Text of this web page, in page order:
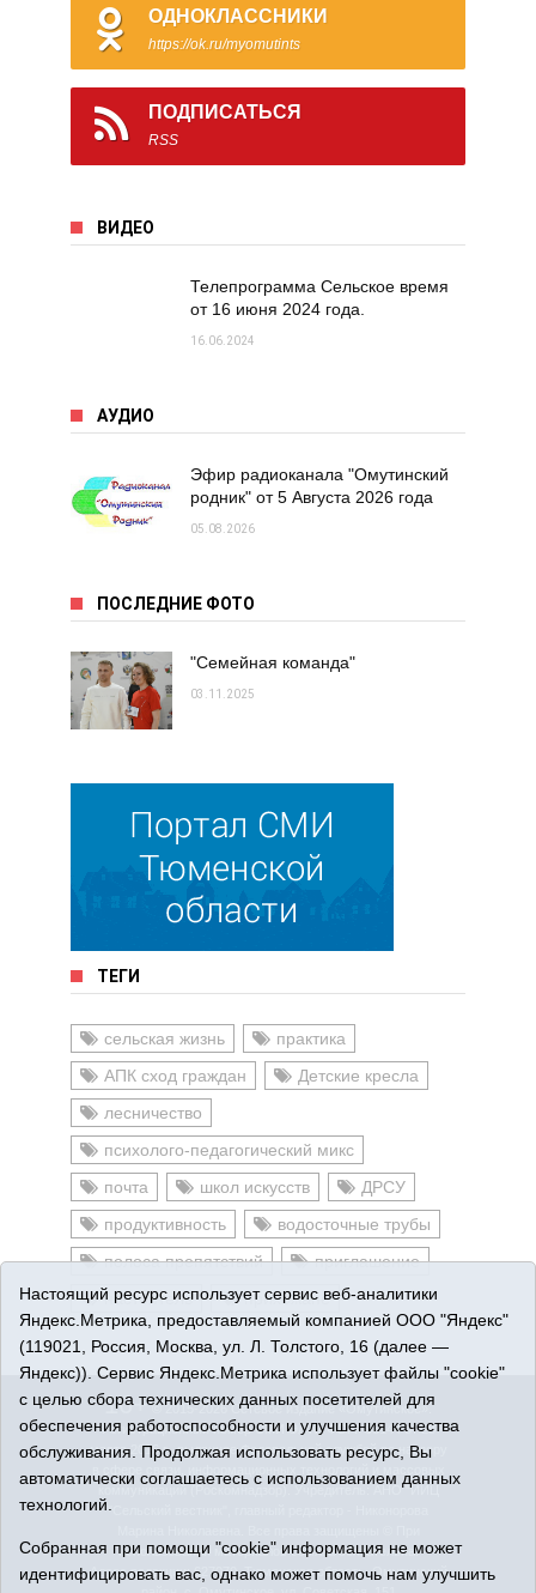
ОДНОКЛАССНИКИ
https://ok.ru/myomutints
ПОДПИСАТЬСЯ
RSS
ВИДЕО
Телепрограмма Сельское время
от 16 июня 2024 года.
16.06.2024
АУДИО
Эфир радиоканала "Омутинский
родник" от 5 Августа 2026 года
05.08.2026
ПОСЛЕДНИЕ ФОТО
"Семейная команда"
03.11.2025
ТЕГИ
сельская жизнь
практика
АПК сход граждан
Детские кресла
лесничество
психолого-педагогический микс
почта
школ искусств
ДРСУ
продуктивность
водосточные трубы
полоса препятствий
приглашение
настоятель
прихожане
16+© 2015-2026 Сетевое издание «Омутинское».
Регистрационный номер СМИ Эл № ФС77-65144 от 28
марта 2016 г., выданное Федеральной службой по надзору
коммуникаций (Роскомнадзор). Учредитель: АНО "ИИЦ
"Сельский вестник", главный редактор - Никонорова
использовании материалов ссылка обязательна.
Адрес редакции: 627070, Тюменская область, Омутинский
Настоящий ресурс использует сервис веб-аналитики
Яндекс.Метрика, предоставляемый компанией ООО "Яндекс"
(119021, Россия, Москва, ул. Л. Толстого, 16 (далее —
Яндекс)). Сервис Яндекс.Метрика использует файлы "cookie"
с целью сбора технических данных посетителей для
обеспечения работоспособности и улучшения качества
обслуживания. Продолжая использовать ресурс, Вы
автоматически соглашаетесь с использованием данных
технологий.
Собранная при помощи "cookie" информация не может
идентифицировать вас, однако может помочь нам улучшить